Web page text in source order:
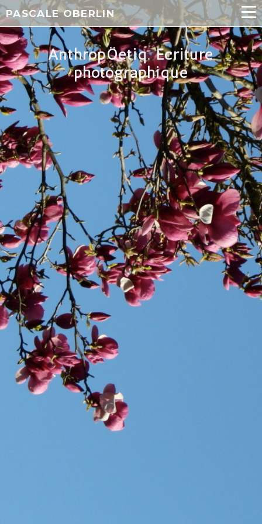
PASCALE OBERLIN
​​​​AnthropÖetiq. Écriture
photographique